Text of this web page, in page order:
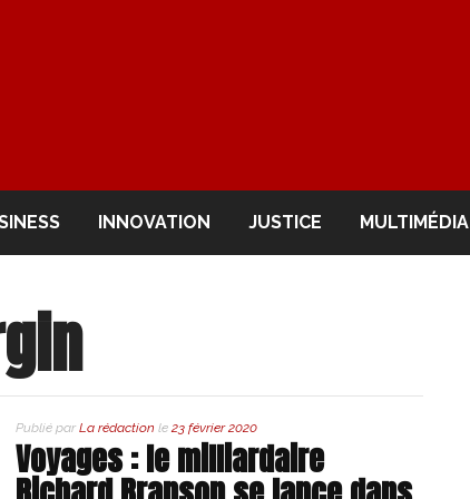
INNOVATION JUSTICE MULTIMÉDIA
Publié par La rédaction le 23 février 2020
Voyages : le milliardaire